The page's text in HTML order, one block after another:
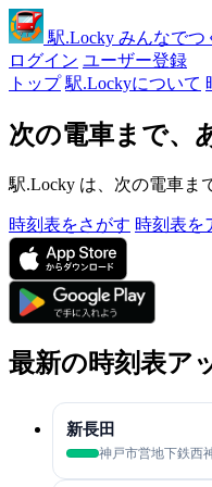
駅.Locky みんなでつ
ログイン ユーザー登録
トップ 駅.Lockyについて
次の電車まで、
駅.Locky は、次の電車ま
時刻表をさがす 時刻表を
最新の時刻表ア
新長田
神戸市営地下鉄西